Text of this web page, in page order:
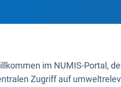
im NUMIS-Portal,
Zugriff auf